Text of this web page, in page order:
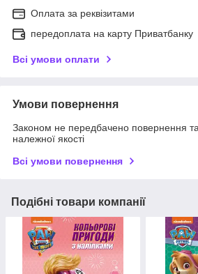
Оплата за реквізитами
передоплата на карту Приватбанку
Всі умови оплати
Умови повернення
Законом не передбачено повернення
належної якості
Всі умови повернення
Подібні товари компанії